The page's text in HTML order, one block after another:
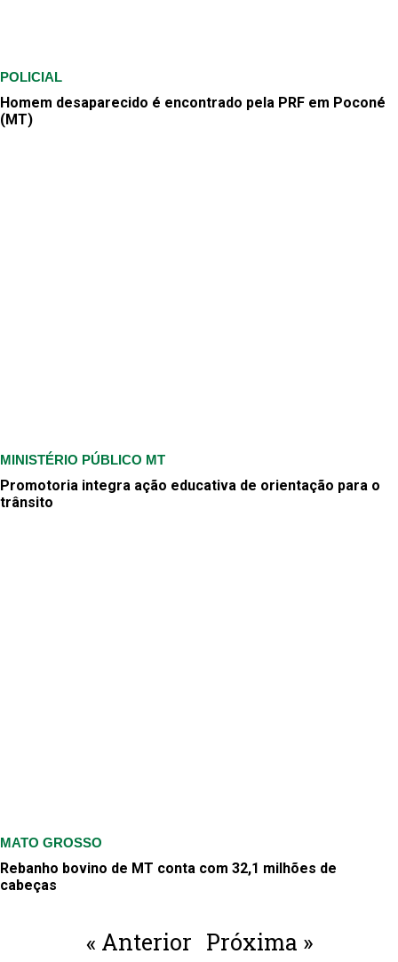
POLICIAL
Homem desaparecido é encontrado pela PRF em Poconé
(MT)
MINISTÉRIO PÚBLICO MT
Promotoria integra ação educativa de orientação para o
trânsito
MATO GROSSO
Rebanho bovino de MT conta com 32,1 milhões de
cabeças
« Anterior Próxima »